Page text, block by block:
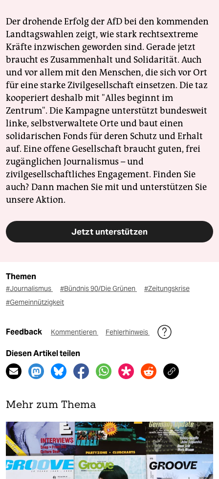
Der drohende Erfolg der AfD bei den kommenden
Landtagswahlen zeigt, wie stark rechtsextreme
Kräfte inzwischen geworden sind. Gerade jetzt
braucht es Zusammenhalt und Solidarität. Auch
und vor allem mit den Menschen, die sich vor Ort
für eine starke Zivilgesellschaft einsetzen. Die taz
kooperiert deshalb mit "Alles beginnt im
Zentrum". Die Kampagne unterstützt bundesweit
linke, selbstverwaltete Orte und baut einen
solidarischen Fonds für deren Schutz und Erhalt
auf. Eine offene Gesellschaft braucht guten, frei
zugänglichen Journalismus – und
zivilgesellschaftliches Engagement. Finden Sie
auch? Dann machen Sie mit und unterstützen Sie
unsere Aktion.
Jetzt unterstützen
Themen
#Journalismus #Bündnis 90/Die Grünen
#Zeitungskrise
#Gemeinnützigkeit
Feedback Kommentieren Fehlerhinweis
Diesen Artikel teilen
Mehr zum Thema